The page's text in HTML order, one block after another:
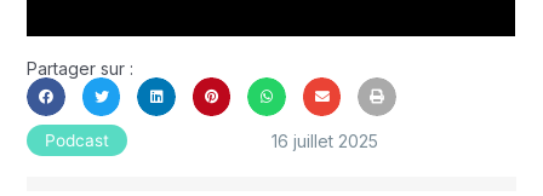
Partager sur :
Podcast 16 juillet 2025